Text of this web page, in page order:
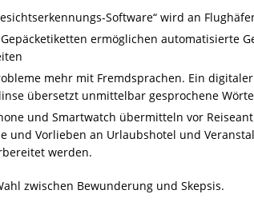
Software“ wird an
ermöglichen automatisierte
mehr mit Fremdsprachen. Ein
übersetzt unmittelbar gesprochene
und Smartwatch übermitteln vor
und Vorlieben an Urlaubshotel und
werden.
zwischen Bewunderung und Skepsis.